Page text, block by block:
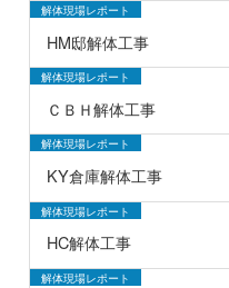
解体現場レポート
HM邸解体工事
解体現場レポート
ＣＢＨ解体工事
解体現場レポート
KY倉庫解体工事
解体現場レポート
HC解体工事
解体現場レポート